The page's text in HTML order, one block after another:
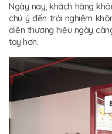
Ngày nay, khách hàng
chú ý đến trải nghiệm
diện thương hiệu ngày
tay hơn.